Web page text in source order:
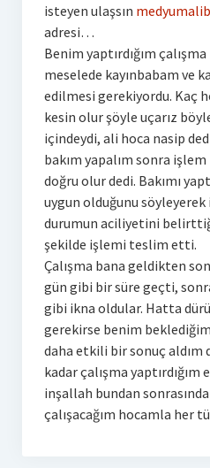
isteyen ulaşsın
adresi…
Benim yaptırdığım
meselede kayınbabam ve
edilmesi gerekiyordu. Kaç
kesin olur şöyle uçarız
içindeydi, ali hoca nasip
bakım yapalım sonra
doğru olur dedi. Bakımı
uygun olduğunu
durumun aciliyetini
şekilde işlemi teslim etti.
Çalışma bana geldikten
gün gibi bir süre geçti,
gibi ikna oldular. Hatta
gerekirse benim
daha etkili bir sonuç aldım
kadar çalışma
inşallah bundan
çalışacağım hocamla her